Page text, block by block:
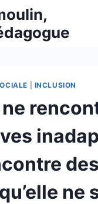
INCLUSION
ne
des
ne